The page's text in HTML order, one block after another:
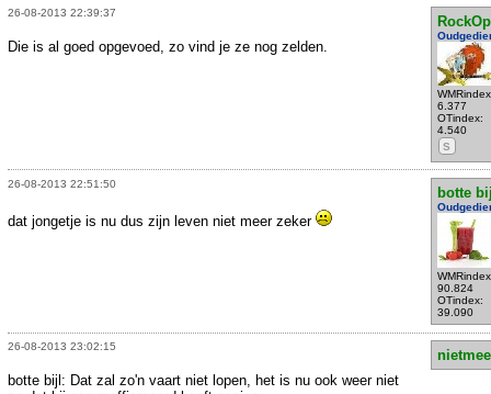
26-08-2013 22:39:37
6.377
OTindex:
4.540
S
Die is al goed opgevoed, zo vind je ze nog zelden.
26-08-2013 22:51:50
botte
90.824
OTindex:
39.090
dat jongetje is nu dus zijn leven niet meer zeker
26-08-2013 23:02:15
botte bijl: Dat zal zo'n vaart niet lopen, het is nu ook weer niet